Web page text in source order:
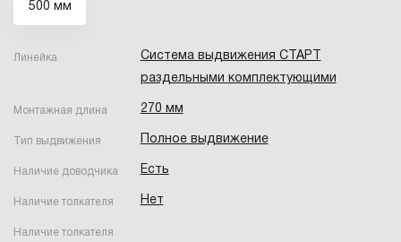
500 мм
Линейка
Система выдвижения СТАРТ
раздельными комплектующими
Монтажная длина 270 мм
Тип выдвижения Полное выдвижение
Наличие доводчика Есть
Наличие толкателя Нет
Наличие толкателя